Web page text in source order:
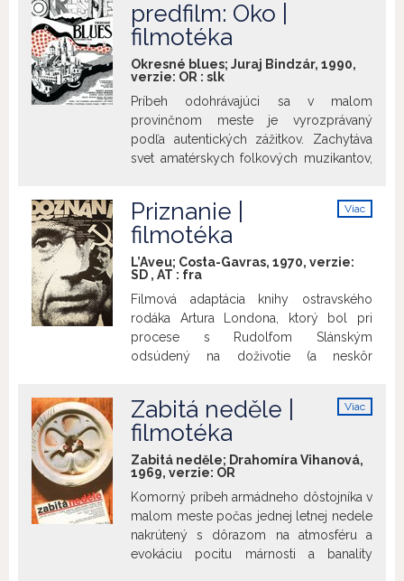
Ester, ktoré sa vracia z koncentračného
tábora. Náhoda tak spojí troch ľudí bez
vlastným spôsobom naplniť svoju
laureáta Slnka v sieti za rok 2022
v kategórii Výnimočný prínos
slovenskej audiovizuálnej
kultúre, kameramana Laca Krausa,
Miro Ulman.
predfilm: Oko |
filmotéka
Okresné blues; Juraj Bindzár, 1990,
verzie: OR : slk
Príbeh odohrávajúci sa v malom
provinčnom meste je vyrozprávaný
podľa autentických zážitkov. Zachytáva
svet amatérskych folkových muzikantov,
funkcionárov a ustráchaných miestnych
osvetových pracovníkov. Uvádzame ako
režiséra, scenáristu a spisovateľa Juraja
Bindzára (24. 2. 1943 – 24. 6. 2019).
Predfilm: OKO r. Juraj Bindzár *
Československo * 1968 * 6‘ |
Experimentálny film o tragédii ľudskej
Viac
Priznanie |
filmotéka
L’Aveu; Costa-Gavras, 1970, verzie:
SD , AT : fra
Filmová adaptácia knihy ostravského
rodáka Artura Londona, ktorý bol pri
procese s Rudolfom Slánským
odsúdený na doživotie (a neskôr
počas výsluchov, tlaky, ktoré sú naňho
vyvíjané, čo vedie až k vynútenému
Viac
Zabitá neděle |
filmotéka
Zabitá neděle; Drahomíra Vihanová,
1969, verzie: OR
Komorný príbeh armádneho dôstojníka v
malom meste počas jednej letnej nedele
nakrútený s dôrazom na atmosféru a
evokáciu pocitu márnosti a banality